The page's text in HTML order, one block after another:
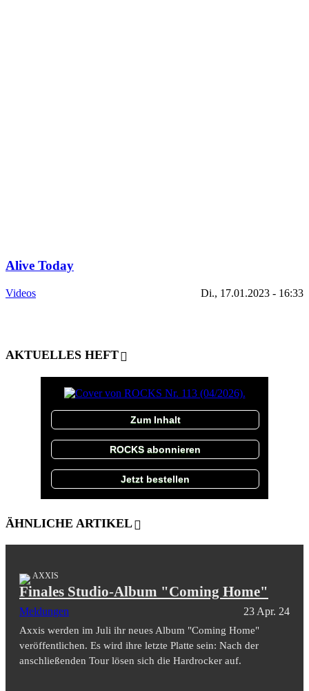
Alive Today
Videos Di., 17.01.2023 - 16:33
AKTUELLES HEFT
Zum Inhalt
ROCKS abonnieren
Jetzt bestellen
ÄHNLICHE ARTIKEL
AXXIS
Finales Studio-Album "Coming Home"
Meldungen 23 Apr. 24
Axxis werden im Juli ihr neues Album "Coming Home"
veröffentlichen. Es wird ihre letzte Platte sein: Nach der
anschließenden Tour lösen sich die Hardrocker auf.